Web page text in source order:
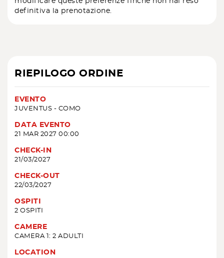
definitiva la prenotazione.
RIEPILOGO ORDINE
EVENTO
JUVENTUS - COMO
DATA EVENTO
21 MAR 2027 00:00
CHECK-IN
21/03/2027
CHECK-OUT
22/03/2027
OSPITI
2 OSPITI
CAMERE
CAMERA 1: 2 ADULTI
LOCATION